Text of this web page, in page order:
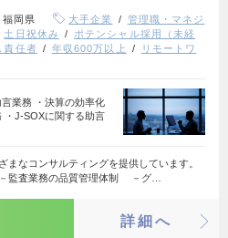
福岡県 大手企業
管理職・マネジ
土日祝休み
ポテンシャル採用（未経
責任者 年収600万以上
リモートワ
業務 ・決算の効率化
・J-SOXに関する助言
まなコンサルティングを提供しています。
査業務の品質管理体制 －グ…
詳細へ